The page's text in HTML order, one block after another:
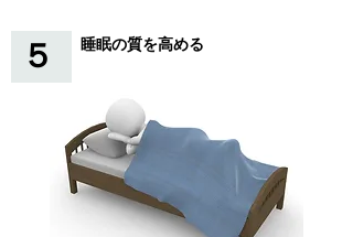
５ 睡眠の質を高める